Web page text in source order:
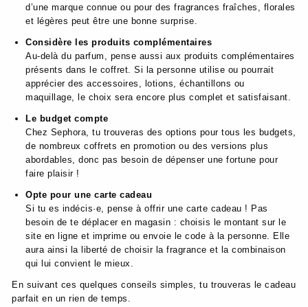
d’une marque connue ou pour des fragrances fraîches, florales
et légères peut être une bonne surprise.
Considère les produits complémentaires
Au-delà du parfum, pense aussi aux produits complémentaires
présents dans le coffret. Si la personne utilise ou pourrait
apprécier des accessoires, lotions, échantillons ou
maquillage, le choix sera encore plus complet et satisfaisant.
Le budget compte
Chez Sephora, tu trouveras des options pour tous les budgets,
de nombreux coffrets en promotion ou des versions plus
abordables, donc pas besoin de dépenser une fortune pour
faire plaisir !
Opte pour une carte cadeau
Si tu es indécis·e, pense à offrir une carte cadeau ! Pas
besoin de te déplacer en magasin : choisis le montant sur le
site en ligne et imprime ou envoie le code à la personne. Elle
aura ainsi la liberté de choisir la fragrance et la combinaison
qui lui convient le mieux.
En suivant ces quelques conseils simples, tu trouveras le cadeau
parfait en un rien de temps.